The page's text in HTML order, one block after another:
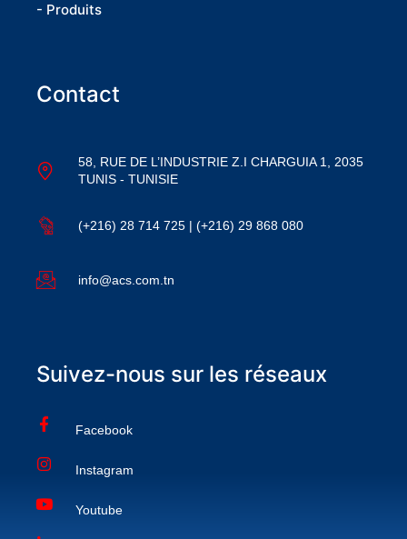
- Produits
Contact
58, RUE DE L’INDUSTRIE Z.I CHARGUIA 1, 2035
TUNIS - TUNISIE
(+216) 28 714 725 | (+216) 29 868 080
info@acs.com.tn
Suivez-nous sur les réseaux
Facebook
Instagram
Youtube